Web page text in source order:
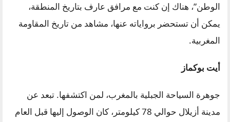
الوطن”، هناك إن كنت مع مرافق عارف بتاريخ المنطقة،
يمكن أن تستحضر برواياته عنها، مشاهد من تاريخ المقاومة
المغربية.
أيت بوكماز
جوهرة السياحة الجبلية بالمغرب، لمن اكتشفها. تبعد عن
مدينة أزيلال حوالي 78 كيلومتر، كان الوصول إليها قبل العام